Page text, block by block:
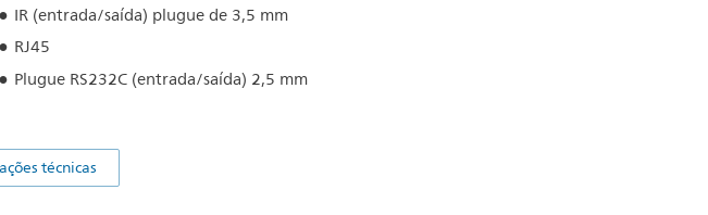
IR (entrada/saída) plugue de 3,5 mm
RJ45
Plugue RS232C (entrada/saída) 2,5 mm
técnicas